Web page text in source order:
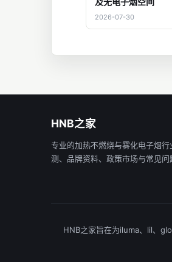
2026-07-30
HNB之家
专业的加热不燃烧与雾化电子烟
测、品牌资料、政策市场与常见问
HNB之家旨在为iluma、lil、